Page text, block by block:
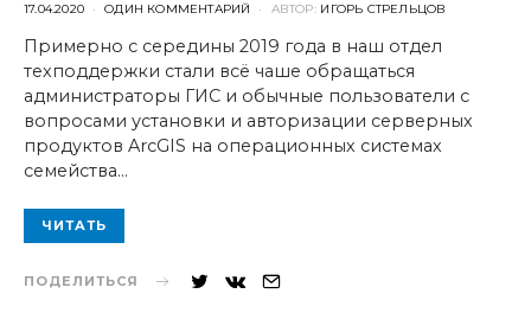
POSTED
17.04.2020 ОДИН КОММЕНТАРИЙ АВТОР: ИГОРЬ СТРЕЛЬЦОВ
Примерно с середины 2019 года в наш отдел
техподдержки стали всё чаше обращаться
администраторы ГИС и обычные пользователи с
вопросами установки и авторизации серверных
продуктов ArcGIS на операционных системах
семейства…
ЧИТАТЬ
ПОДЕЛИТЬСЯ